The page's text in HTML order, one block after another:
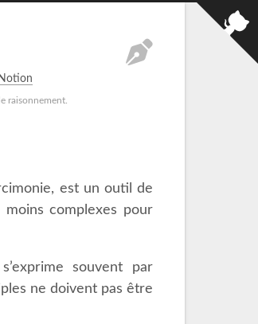
Notion
raisonnement.
est un outil de
complexes pour
souvent par
ne doivent pas être